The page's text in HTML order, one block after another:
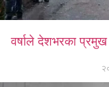
वर्षाले देशभरका प्रमुख